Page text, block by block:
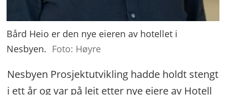
Bård Heio er den nye eieren av hotellet i
Nesbyen. Foto: Høyre
Nesbyen Prosjektutvikling hadde holdt stengt
i ett år og var på leit etter nye eiere av Hotell